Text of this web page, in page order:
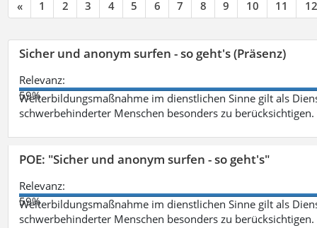
« 1 2 3 4 5 6 7 8 9 10 11 12
Sicher und anonym surfen - so geht's (Präsenz)
Relevanz:
59%
Weiterbildungsmaßnahme im dienstlichen Sinne gilt als
schwerbehinderter Menschen besonders zu berücksichtigen.
POE: "Sicher und anonym surfen - so geht's"
Relevanz:
59%
Weiterbildungsmaßnahme im dienstlichen Sinne gilt als
schwerbehinderter Menschen besonders zu berücksichtigen.